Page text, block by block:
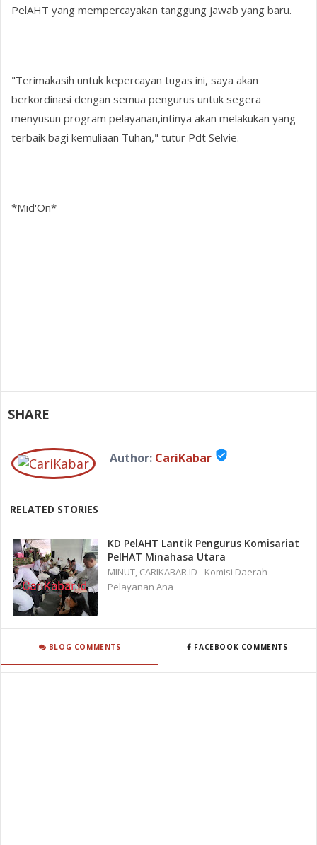
PelAHT yang mempercayakan tanggung jawab yang baru.
"Terimakasih untuk kepercayan tugas ini, saya akan
berkordinasi dengan semua pengurus untuk segera
menyusun program pelayanan,intinya akan melakukan yang
terbaik bagi kemuliaan Tuhan," tutur Pdt Selvie.
*Mid'On*
SHARE
Author: CariKabar verified_user
RELATED STORIES
KD PelAHT Lantik Pengurus Komisariat
PelHAT Minahasa Utara
MINUT, CARIKABAR.ID - Komisi Daerah
Pelayanan Ana
BLOG COMMENTS FACEBOOK COMMENTS